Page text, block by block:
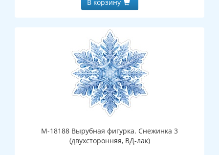
В корзину
М-18188 Вырубная фигурка. Снежинка 3
(двухсторонняя, ВД-лак)